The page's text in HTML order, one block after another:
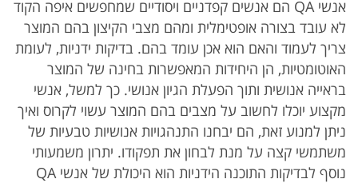
אנשי QA הם אנשים קפדניים ויסודיים שמחפשים איפה הקוד
לא עובד בצורה אופטימלית ומהם מצבי הקיצון בהם המוצר
צריך לעמוד והאם הוא אכן עומד בהם. בדיקות ידניות, לעומת
האוטומטיות, הן היחידות המאפשרות בחינה של המוצר
בראייה אנושית ותוך הפעלת הגיון אנושי. כך למשל, אנשי
מקצוע יוכלו לחשוב על מצבים בהם המוצר עשוי לקרוס ואיך
ניתן למנוע זאת, הם יבחנו התנהגויות אנושיות טבעיות של
משתמשי קצה על מנת לבחון את תפקודו. יתרון משמעותי
נוסף לבדיקות התוכנה הידניות הוא היכולת של אנשי QA